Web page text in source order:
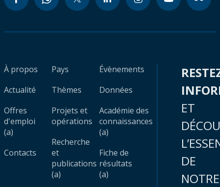
À propos
Actualité
Offres
d'emploi
(a)
Contacts
Pays
Thèmes
Projets et
opérations
Recherche
et
publications
(a)
Évènements
Données
Académie des
connaissances
(a)
Fiche de
résultats
(a)
ET
DE
NOTRE